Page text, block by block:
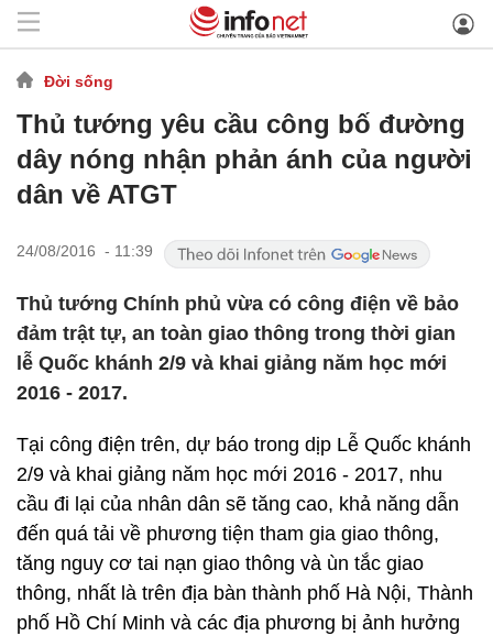
Đời sống
Thủ tướng yêu cầu công bố đường
dây nóng nhận phản ánh của người
dân về ATGT
24/08/2016 - 11:39
Thủ tướng Chính phủ vừa có công điện về bảo
đảm trật tự, an toàn giao thông trong thời gian
lễ Quốc khánh 2/9 và khai giảng năm học mới
2016 - 2017.
Tại công điện trên, dự báo trong dịp Lễ Quốc khánh
2/9 và khai giảng năm học mới 2016 - 2017, nhu
cầu đi lại của nhân dân sẽ tăng cao, khả năng dẫn
đến quá tải về phương tiện tham gia giao thông,
tăng nguy cơ tai nạn giao thông và ùn tắc giao
thông, nhất là trên địa bàn thành phố Hà Nội, Thành
phố Hồ Chí Minh và các địa phương bị ảnh hưởng